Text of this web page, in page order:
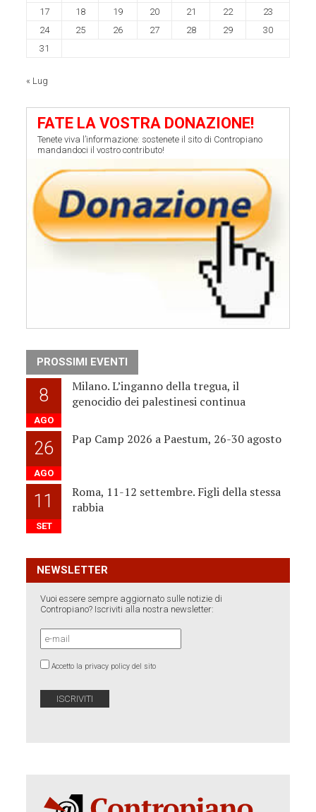
17
18 19 20 21 22
23
24
25 26 27 28 29
30
31
« Lug
FATE LA VOSTRA DONAZIONE!
Tenete viva l’informazione: sostenete il sito di Contropiano
mandandoci il vostro contributo!
PROSSIMI EVENTI
8
AGO
Milano. L’inganno della tregua, il
genocidio dei palestinesi continua
26
AGO
Pap Camp 2026 a Paestum, 26-30 agosto
11
SET
Roma, 11-12 settembre. Figli della stessa
rabbia
NEWSLETTER
Vuoi essere sempre aggiornato sulle notizie di
Contropiano? Iscriviti alla nostra newsletter:
Accetto la privacy policy del sito